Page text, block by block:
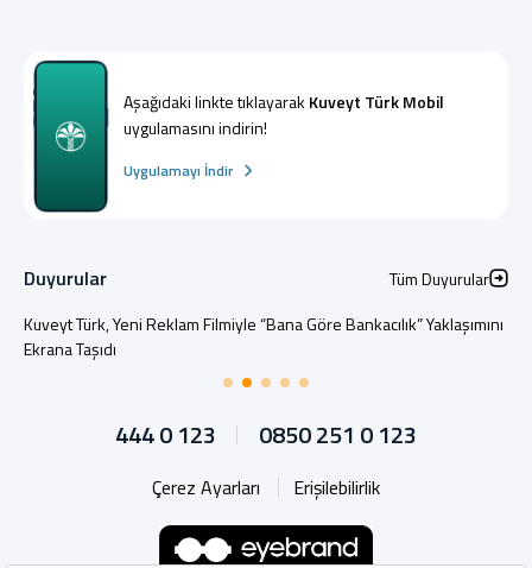
Aşağıdaki linkte tıklayarak Kuveyt Türk Mobil
uygulamasını indirin!
Uygulamayı İndir
Duyurular
Tüm Duyurular
Kuveyt Türk, Yeni Reklam Filmiyle “Bana Göre Bankacılık” Yaklaşımını
Ekrana Taşıdı
444 0 123 0850 251 0 123
Çerez Ayarları Erişilebilirlik